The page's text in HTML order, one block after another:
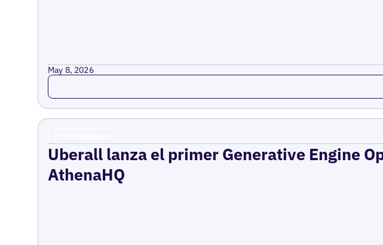
May 8, 2026
Read more
Uberall lanza el primer Generative Engine
AthenaHQ